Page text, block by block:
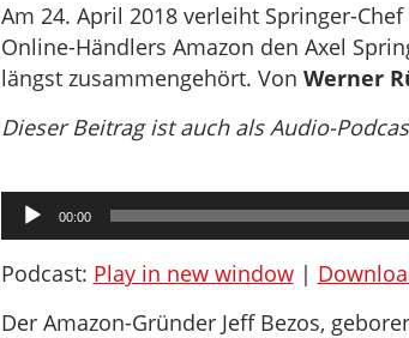
Am 24. April 2018 verleiht Springer-
Online-Händlers Amazon den Axel
längst zusammengehört. Von Werner
Dieser Beitrag ist auch als Audio-
Audio-
Player
00:00
Podcast: Play in new window|
Der Amazon-Gründer Jeff Bezos,